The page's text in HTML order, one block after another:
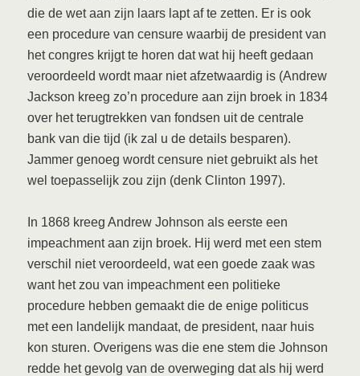
die de wet aan zijn laars lapt af te zetten. Er is ook
een procedure van censure waarbij de president van
het congres krijgt te horen dat wat hij heeft gedaan
veroordeeld wordt maar niet afzetwaardig is (Andrew
Jackson kreeg zo’n procedure aan zijn broek in 1834
over het terugtrekken van fondsen uit de centrale
bank van die tijd (ik zal u de details besparen).
Jammer genoeg wordt censure niet gebruikt als het
wel toepasselijk zou zijn (denk Clinton 1997).
In 1868 kreeg Andrew Johnson als eerste een
impeachment aan zijn broek. Hij werd met een stem
verschil niet veroordeeld, wat een goede zaak was
want het zou van impeachment een politieke
procedure hebben gemaakt die de enige politicus
met een landelijk mandaat, de president, naar huis
kon sturen. Overigens was die ene stem die Johnson
redde het gevolg van de overweging dat als hij werd